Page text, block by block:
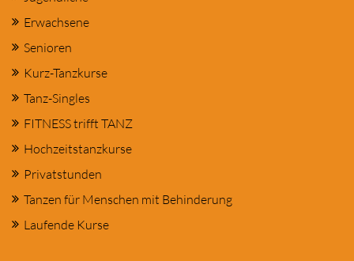
Erwachsene
Senioren
Kurz-Tanzkurse
Tanz-Singles
FITNESS trifft TANZ
Hochzeitstanzkurse
Privatstunden
Tanzen für Menschen mit Behinderung
Laufende Kurse